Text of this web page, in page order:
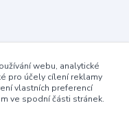
webu, analytické
pro účely cílení reklamy
vlastních preferencí
ve spodní části stránek.